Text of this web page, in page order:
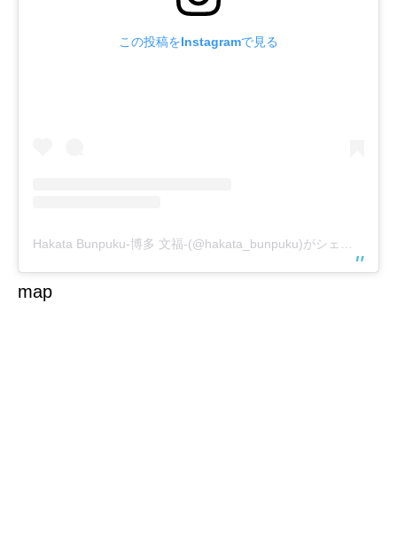
この投稿をInstagramで見る
map